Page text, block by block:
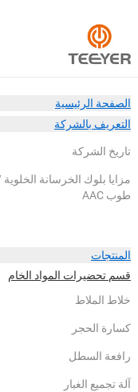
الصفحة الرئيسية
التعريف بالشركة
تاريخ الشركة
مزايا بلوك الخرسانة الخلوية
طوب AAC
المنتجات
قسم تحضيرات المواد الخام
خلاط الملاط
كسارة الحجر
رافعة السطل
آلة تجميع الغبار